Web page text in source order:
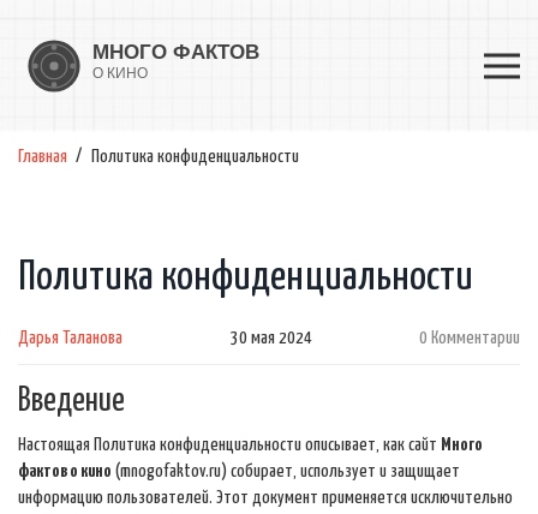
Главная Политика конфиденциальности
Политика конфиденциальности
Дарья Таланова 30 мая 2024 0 Комментарии
Введение
Настоящая Политика конфиденциальности описывает, как сайт Много
фактов о кино (mnogofaktov.ru) собирает, использует и защищает
информацию пользователей. Этот документ применяется исключительно